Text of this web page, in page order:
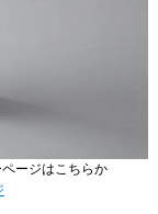
ージはこちらか